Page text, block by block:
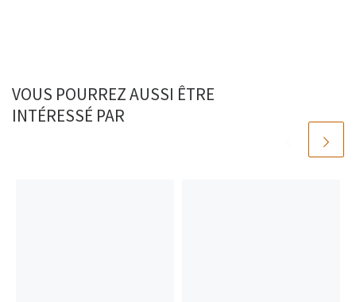
VOUS POURREZ AUSSI ÊTRE
INTÉRESSÉ PAR